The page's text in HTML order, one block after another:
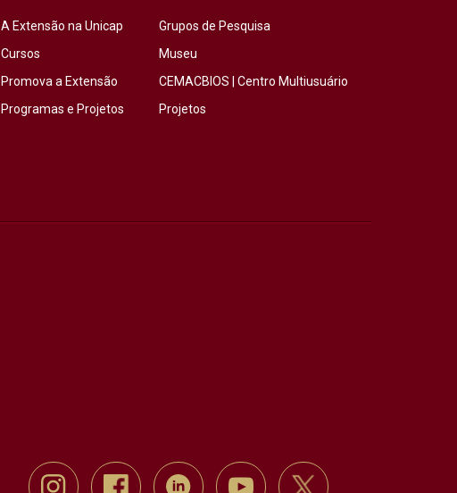
A Extensão na Unicap
Cursos
Promova a Extensão
Programas e Projetos
Grupos de Pesquisa
Museu
CEMACBIOS | Centro Multiusuário
Projetos